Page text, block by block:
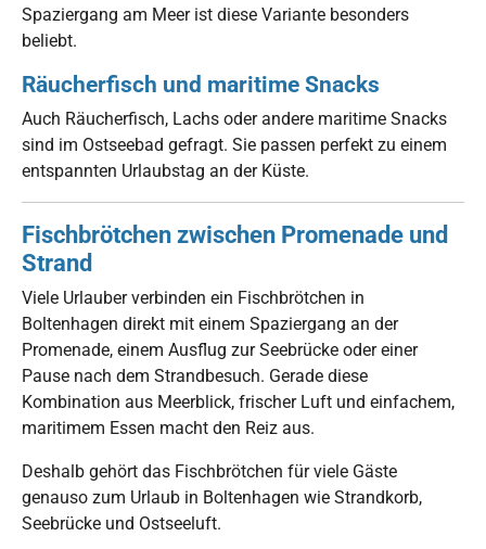
Spaziergang am Meer ist diese Variante besonders
beliebt.
Räucherfisch und maritime Snacks
Auch Räucherfisch, Lachs oder andere maritime Snacks
sind im Ostseebad gefragt. Sie passen perfekt zu einem
entspannten Urlaubstag an der Küste.
Fischbrötchen zwischen Promenade und
Strand
Viele Urlauber verbinden ein Fischbrötchen in
Boltenhagen direkt mit einem Spaziergang an der
Promenade, einem Ausflug zur Seebrücke oder einer
Pause nach dem Strandbesuch. Gerade diese
Kombination aus Meerblick, frischer Luft und einfachem,
maritimem Essen macht den Reiz aus.
Deshalb gehört das Fischbrötchen für viele Gäste
genauso zum Urlaub in Boltenhagen wie Strandkorb,
Seebrücke und Ostseeluft.